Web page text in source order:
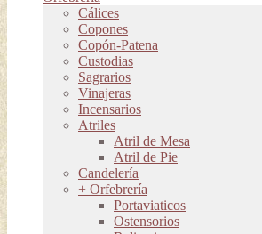
Cálices
Copones
Copón-Patena
Custodias
Sagrarios
Vinajeras
Incensarios
Atriles
Atril de Mesa
Atril de Pie
Candelería
+ Orfebrería
Portaviaticos
Ostensorios